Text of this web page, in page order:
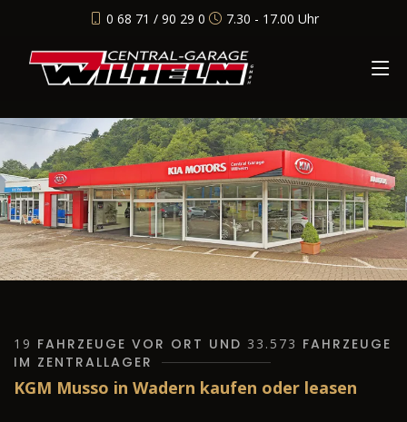
0 68 71 / 90 29 0 7.30 - 17.00 Uhr
19 FAHRZEUGE VOR ORT UND 33.573 FAHRZEUGE
IM ZENTRALLAGER
KGM Musso in Wadern kaufen oder leasen